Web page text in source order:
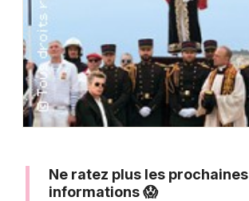
Concerts
Sports
Soirées
Expos
Nice
Paris
Strasbourg
Toulouse
Ne ratez plus les prochaines
informations 😱